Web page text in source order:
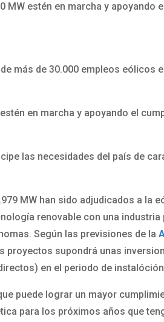
estén en marcha y apoyando
más de 30.000 empleos eólicos
en marcha y apoyando el
las necesidades del país de
MW han sido adjudicados a la
renovable con una industria
Según las previsiones de la
proyectos supondrá unas
en el periodo de
puede lograr un mayor
para los próximos años que